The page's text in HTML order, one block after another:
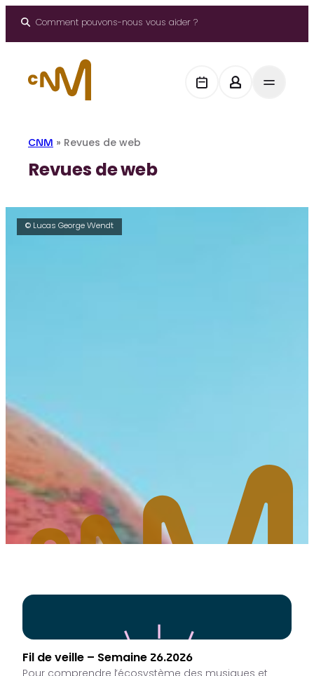
Comment pouvons-nous vous aider ?
CNM » Revues de web
Revues de web
© Lucas George Wendt
Fil de veille – Semaine 26.2026